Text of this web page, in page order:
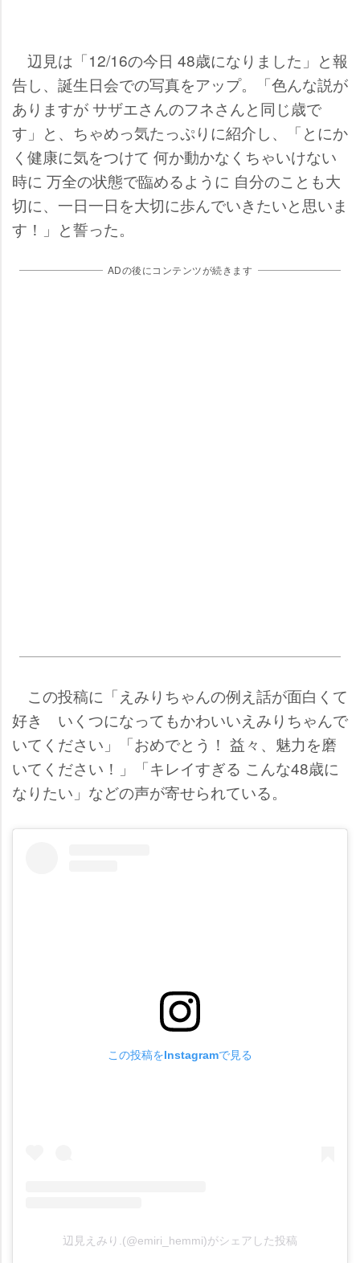
辺見は「12/16の今日 48歳になりました」と報
告し、誕生日会での写真をアップ。「色んな説が
ありますが サザエさんのフネさんと同じ歳で
す」と、ちゃめっ気たっぷりに紹介し、「とにか
く健康に気をつけて 何か動かなくちゃいけない
時に 万全の状態で臨めるように 自分のことも大
切に、一日一日を大切に歩んでいきたいと思いま
す！」と誓った。
ADの後にコンテンツが続きます
この投稿に「えみりちゃんの例え話が面白くて
好き いくつになってもかわいいえみりちゃんで
いてください」「おめでとう！ 益々、魅力を磨
いてください！」「キレイすぎる こんな48歳に
なりたい」などの声が寄せられている。
この投稿をInstagramで見る
辺見えみり.(@emiri_hemmi)がシェアした投稿